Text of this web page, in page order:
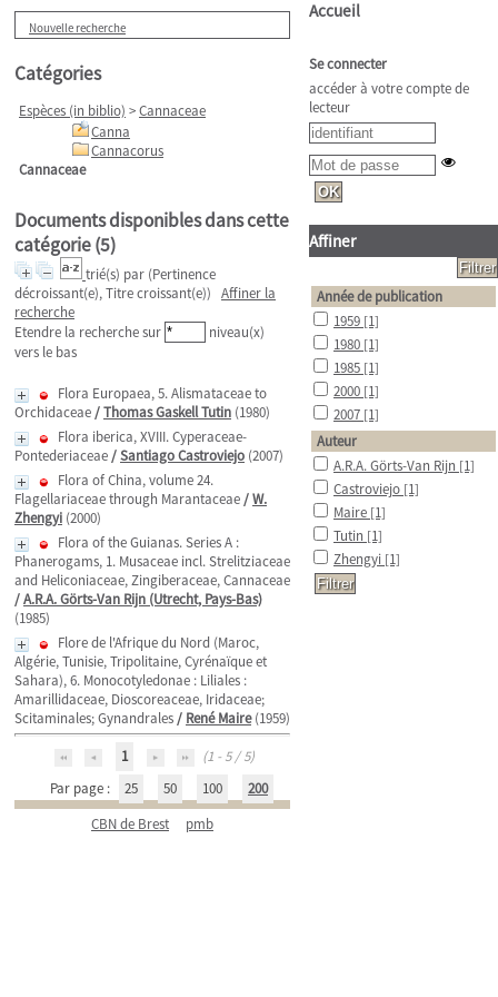
Nouvelle recherche
Catégories
Espèces (in biblio) >Cannaceae
Canna
Cannacorus
Cannaceae
Documents disponibles dans cette
catégorie (5)
trié(s) par (Pertinence
décroissant(e), Titre croissant(e)) Affiner la
recherche
Etendre la recherche sur
niveau(x)
vers le bas
Flora Europaea, 5. Alismataceae to
Orchidaceae/Thomas Gaskell Tutin (1980)
Flora iberica, XVIII. Cyperaceae-
Pontederiaceae/Santiago Castroviejo (2007)
Flora of China, volume 24.
Flagellariaceae through Marantaceae/W.
Zhengyi (2000)
Flora of the Guianas. Series A :
Phanerogams, 1. Musaceae incl. Strelitziaceae
and Heliconiaceae, Zingiberaceae, Cannaceae
/A.R.A. Görts-Van Rijn (Utrecht, Pays-Bas)
(1985)
Flore de l'Afrique du Nord (Maroc,
Algérie, Tunisie, Tripolitaine, Cyrénaïque et
Sahara), 6. Monocotyledonae : Liliales :
Amarillidaceae, Dioscoreaceae, Iridaceae;
Scitaminales; Gynandrales/ René Maire(1959)
1
(1 - 5 / 5)
Par page :
25 50 100
200
CBN de Brest
pmb
Accueil
Se connecter
accéder à votre compte de
lecteur
Affiner
Année de publication
1959 [1]
1980 [1]
1985 [1]
2000 [1]
2007 [1]
Auteur
A.R.A. Görts-Van Rijn [1]
Castroviejo [1]
Maire [1]
Tutin [1]
Zhengyi [1]